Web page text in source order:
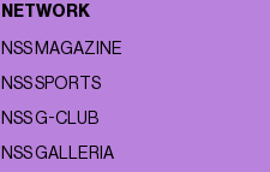
NETWORK
NSS MAGAZINE
NSS SPORTS
NSS G-CLUB
NSS GALLERIA